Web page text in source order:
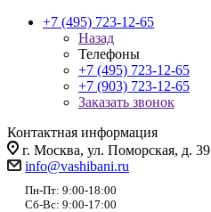
+7 (495) 723-12-65
Назад
Телефоны
+7 (495) 723-12-65
+7 (903) 723-12-65
Заказать звонок
Контактная информация
г. Москва, ул. Поморская, д. 39
info@vashibani.ru
Пн-Пт: 9:00-18:00
Сб-Вс: 9:00-17:00